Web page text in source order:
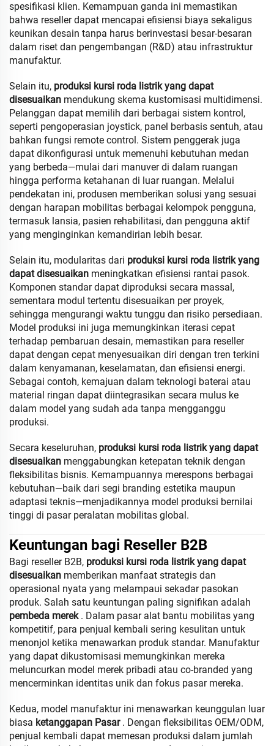
spesifikasi klien. Kemampuan ganda ini memastikan
bahwa reseller dapat mencapai efisiensi biaya sekaligus
keunikan desain tanpa harus berinvestasi besar-besaran
dalam riset dan pengembangan (R&D) atau infrastruktur
manufaktur.
Selain itu, produksi kursi roda listrik yang dapat
disesuaikan mendukung skema kustomisasi multidimensi.
Pelanggan dapat memilih dari berbagai sistem kontrol,
seperti pengoperasian joystick, panel berbasis sentuh, atau
bahkan fungsi remote control. Sistem penggerak juga
dapat dikonfigurasi untuk memenuhi kebutuhan medan
yang berbeda—mulai dari manuver di dalam ruangan
hingga performa ketahanan di luar ruangan. Melalui
pendekatan ini, produsen memberikan solusi yang sesuai
dengan harapan mobilitas berbagai kelompok pengguna,
termasuk lansia, pasien rehabilitasi, dan pengguna aktif
yang menginginkan kemandirian lebih besar.
Selain itu, modularitas dari produksi kursi roda listrik yang
dapat disesuaikan meningkatkan efisiensi rantai pasok.
Komponen standar dapat diproduksi secara massal,
sementara modul tertentu disesuaikan per proyek,
sehingga mengurangi waktu tunggu dan risiko persediaan.
Model produksi ini juga memungkinkan iterasi cepat
terhadap pembaruan desain, memastikan para reseller
dapat dengan cepat menyesuaikan diri dengan tren terkini
dalam kenyamanan, keselamatan, dan efisiensi energi.
Sebagai contoh, kemajuan dalam teknologi baterai atau
material ringan dapat diintegrasikan secara mulus ke
dalam model yang sudah ada tanpa mengganggu
produksi.
Secara keseluruhan, produksi kursi roda listrik yang dapat
disesuaikan menggabungkan ketepatan teknik dengan
fleksibilitas bisnis. Kemampuannya merespons berbagai
kebutuhan—baik dari segi branding estetika maupun
adaptasi teknis—menjadikannya model produksi bernilai
tinggi di pasar peralatan mobilitas global.
Keuntungan bagi Reseller B2B
Bagi reseller B2B, produksi kursi roda listrik yang dapat
disesuaikan memberikan manfaat strategis dan
operasional nyata yang melampaui sekadar pasokan
produk. Salah satu keuntungan paling signifikan adalah
pembeda merek . Dalam pasar alat bantu mobilitas yang
kompetitif, para penjual kembali sering kesulitan untuk
menonjol ketika menawarkan produk standar. Manufaktur
yang dapat dikustomisasi memungkinkan mereka
meluncurkan model merek pribadi atau co-branded yang
mencerminkan identitas unik dan fokus pasar mereka.
Kedua, model manufaktur ini menawarkan keunggulan luar
biasa ketanggapan Pasar . Dengan fleksibilitas OEM/ODM,
penjual kembali dapat memesan produksi dalam jumlah